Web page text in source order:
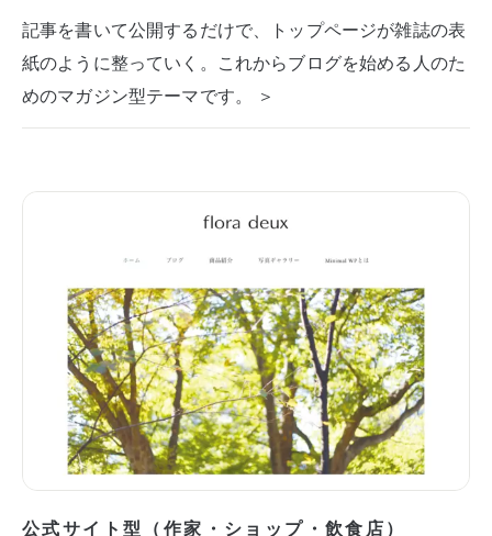
記事を書いて公開するだけで、トップページが雑誌の表
紙のように整っていく。これからブログを始める人のた
めのマガジン型テーマです。 ＞
公式サイト型（作家・ショップ・飲食店）